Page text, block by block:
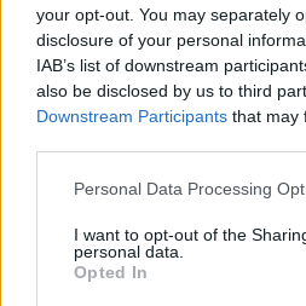
your opt-out. You may separately
disclosure of your personal
IAB’s list of downstream
also be disclosed by us to third
Downstream Participants that may
Personal Data Processing
I want to opt-out of the
personal data.
Opted In
Ανδρεάκος: «Δεν με
κόστος αλλά να υπάρχει